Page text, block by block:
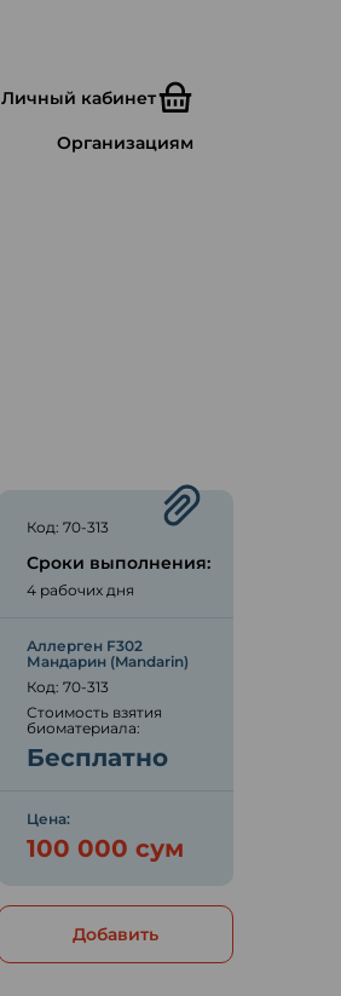
Личный кабинет
Организациям
Код: 70-313
Сроки выполнения:
4 рабочих дня
Аллерген F302
Мандарин (Mandarin)
Код: 70-313
Стоимость взятия
биоматериала:
Бесплатно
Цена:
100 000 сум
Добавить